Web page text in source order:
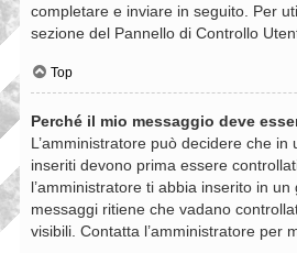
completare e inviare in seguito. Per
sezione del Pannello di Controllo
Top
Perché il mio messaggio deve
L’amministratore può decidere che in
inseriti devono prima essere
l’amministratore ti abbia inserito in
messaggi ritiene che vadano
visibili. Contatta l’amministratore per